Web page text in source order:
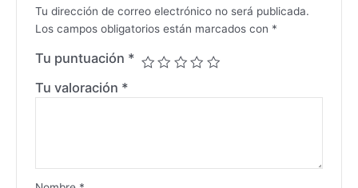
Tu dirección de correo electrónico no será publicada.
Los campos obligatorios están marcados con *
Tu puntuación *
Tu valoración *